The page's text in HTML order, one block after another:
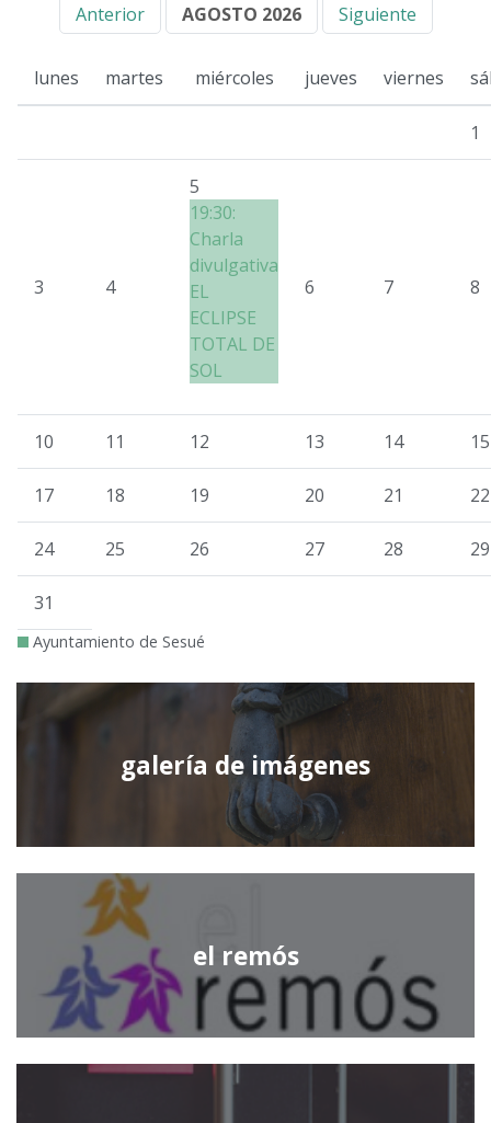
Anterior AGOSTO 2026 Siguiente
lunes martes miércoles jueves viernes
1
3 4
5
19:30:
Charla
divulgativa
EL
ECLIPSE
TOTAL DE
SOL
6 7 8
10 11 12 13 14 15
17 18 19 20 21 22
24 25 26 27 28 29
31
Ayuntamiento de Sesué
galería de imágenes
el remós